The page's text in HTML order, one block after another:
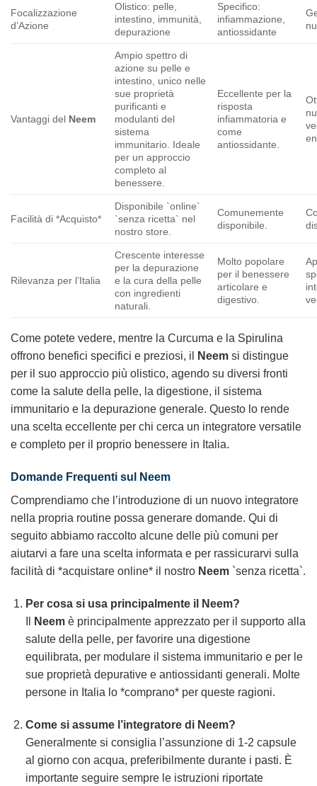
Focalizzazione
d’Azione
Olistico: pelle,
intestino, immunità,
depurazione
Specifico:
infiammazione,
antiossidante
Vantaggi del Neem
Ampio spettro di
azione su pelle e
intestino, unico nelle
sue proprietà
purificanti e
modulanti del
sistema
immunitario. Ideale
per un approccio
completo al
benessere.
Eccellente per la
risposta
infiammatoria e
come
antiossidante.
Facilità di *Acquisto*
Disponibile `online`
`senza ricetta` nel
nostro store.
Comunemente
disponibile.
Rilevanza per l’Italia
Crescente interesse
per la depurazione
e la cura della pelle
con ingredienti
naturali.
Molto popolare
per il benessere
articolare e
digestivo.
Come potete vedere, mentre la Curcuma e la Spirulina
offrono benefici specifici e preziosi, il
Neem si distingue
per il suo approccio più olistico, agendo su diversi fronti
come la salute della pelle, la digestione, il sistema
immunitario e la depurazione generale. Questo lo rende
una scelta eccellente per chi cerca un integratore versatile
e completo per il proprio benessere in Italia.
Domande Frequenti sul
Neem
Comprendiamo che l’introduzione di un nuovo integratore
nella propria routine possa generare domande. Qui di
seguito abbiamo raccolto alcune delle più comuni per
aiutarvi a fare una scelta informata e per rassicurarvi sulla
facilità di *acquistare online* il nostro Neem `senza ricetta`.
Per cosa si usa principalmente il Neem?
Neemè principalmente apprezzato per il supporto alla
salute della pelle, per favorire una digestione
equilibrata, per modulare il sistema immunitario e per le
sue proprietà depurative e antiossidanti generali. Molte
persone in Italia lo *comprano* per queste ragioni.
Come si assume l’integratore di Neem?
Generalmente si consiglia l’assunzione di 1-2 capsule
al giorno con acqua, preferibilmente durante i pasti. È
importante seguire sempre le istruzioni riportate